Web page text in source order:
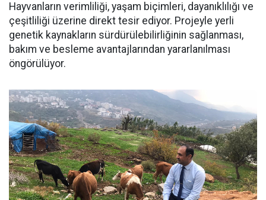
Hayvanların verimliliği, yaşam biçimleri, dayanıklılığı ve
çeşitliliği üzerine direkt tesir ediyor. Projeyle yerli
genetik kaynakların sürdürülebilirliğinin sağlanması,
bakım ve besleme avantajlarından yararlanılması
öngörülüyor.